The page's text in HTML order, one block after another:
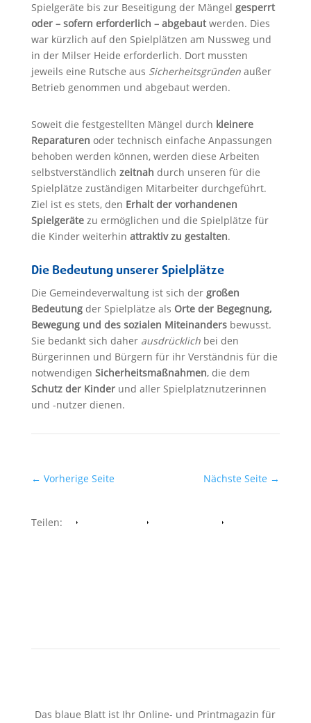
Spielgeräte bis zur Beseitigung der Mängel gesperrt
oder – sofern erforderlich – abgebautwerden. Dies
war kürzlich auf den Spielplätzen am Nussweg und
in der Milser Heide erforderlich. Dort mussten
jeweils eine Rutsche aus Sicherheitsgründenaußer
Betrieb genommen und abgebaut werden.
Soweit die festgestellten Mängel durch kleinere
Reparaturen oder technisch einfache Anpassungen
behoben werden können, werden diese Arbeiten
selbstverständlich zeitnah durch unseren für die
Spielplätze zuständigen Mitarbeiter durchgeführt.
Ziel ist es stets, den Erhalt der vorhandenen
Spielgerätezu ermöglichen und die Spielplätze für
die Kinder weiterhin attraktiv zu gestalten.
Die Bedeutung unserer Spielplätze
Die Gemeindeverwaltung ist sich der großen
Bedeutungder Spielplätze als Orte der Begegnung,
Bewegung und des sozialen Miteinandersbewusst.
Sie bedankt sich daher ausdrücklichbei den
Bürgerinnen und Bürgern für ihr Verständnis für die
notwendigen Sicherheitsmaßnahmen, die dem
Schutz der Kinderund aller Spielplatznutzerinnen
und -nutzer dienen.
← Vorherige Seite Nächste Seite →
Teilen: Facebook Whatsapp Twitter
Das blaue Blatt ist Ihr Online- und Printmagazin für